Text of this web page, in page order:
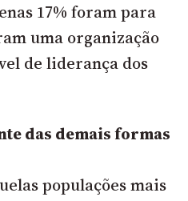
17% foram para
uma organização
de liderança dos
das demais formas
populações mais